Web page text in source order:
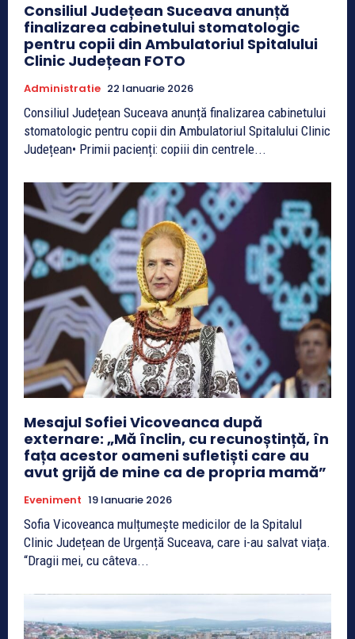
Consiliul Județean Suceava anunță
finalizarea cabinetului stomatologic
pentru copii din Ambulatoriul Spitalului
Clinic Județean FOTO
Administratie 22 Ianuarie 2026
Consiliul Județean Suceava anunță finalizarea cabinetului
stomatologic pentru copii din Ambulatoriul Spitalului Clinic
Județean• Primii pacienți: copiii din centrele...
Mesajul Sofiei Vicoveanca după
externare: „Mă înclin, cu recunoștință, în
fața acestor oameni sufletiști care au
avut grijă de mine ca de propria mamă”
Eveniment 19 Ianuarie 2026
Sofia Vicoveanca mulțumește medicilor de la Spitalul
Clinic Județean de Urgență Suceava, care i-au salvat viața.
“Dragii mei, cu câteva...